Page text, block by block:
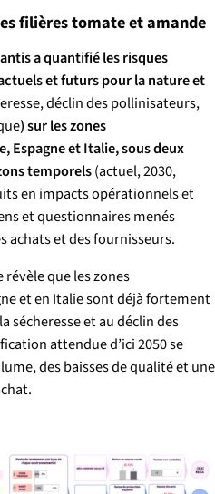
filières tomate et amande
a quantifié les risques
et futurs pour la nature et
déclin des pollinisateurs,
) sur les zones
Espagne et Italie, sous deux
temporels(actuel, 2030,
en impacts opérationnels et
et questionnaires menés
achats et des fournisseurs.
révèle que les zones
et en Italie sont déjà fortement
sécheresse et au déclin des
attendue d’ici 2050 se
des baisses de qualité et une